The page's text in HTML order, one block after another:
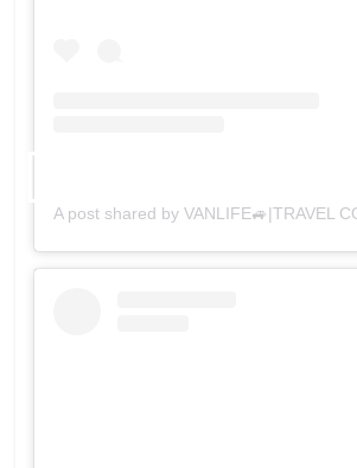
A post shared by VANLIFE🚙|TRAVEL